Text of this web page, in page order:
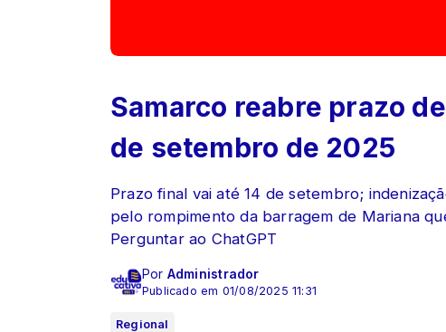
Samarco reabre prazo
de setembro de 2025
Prazo final vai até 14 de setembro;
pelo rompimento da barragem de Mariana
Perguntar ao ChatGPT
Por Administrador
Publicado em 01/08/2025 11:31
Regional